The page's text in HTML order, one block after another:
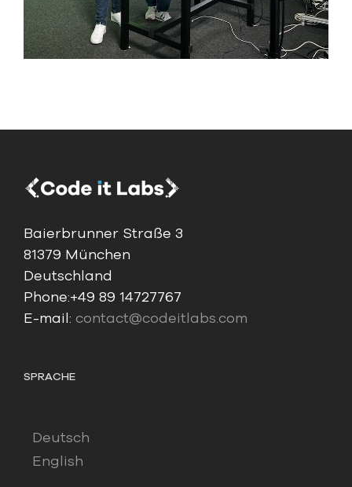
Baierbrunner Straße 3
81379 München
Deutschland
Phone:+49 89 14727767
E-mail: contact@codeitlabs.com
SPRACHE
Deutsch
English